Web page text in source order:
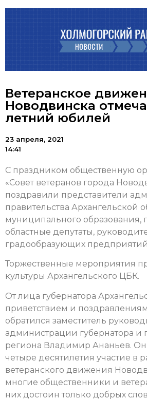
Ветеранское
Новодвинска
летний юбилей
23 апреля, 2021
14:41
С праздником общественную
«Совет ветеранов города
поздравили представители
правительства Архангельской
муниципального образования,
областные депутаты,
градообразующих
Торжественные мероприятия
культуры Архангельского ЦБК.
От лица губернатора
приветствием и
обратился заместитель
администрации губернатора и
региона Владимир Ананьев. Он
четыре десятилетия участие в
ветеранского движения
многие общественники и
них достоин только добрых